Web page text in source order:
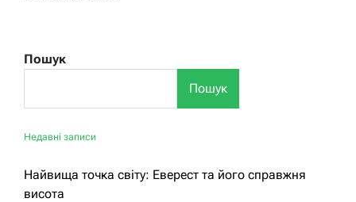
Пошук
Пошук
Недавні записи
Найвища точка світу: Еверест та його справжня
висота